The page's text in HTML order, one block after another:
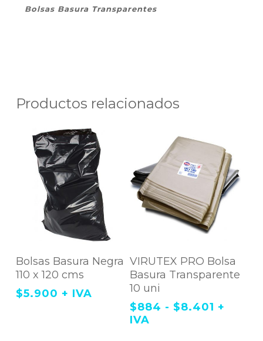
Bolsas Basura Transparentes
Productos relacionados
Agregar Al
Carrito
Bolsas Basura Negra
110 x 120 cms
$5.900 + IVA
Agregar Al
Carrito
producto
tiene
múltiples
variantes.
Las
opciones
se
pueden
VIRUTEX PRO Bolsa
Basura Transparente
10 uni
$884 - $8.401 Rango
+
IVA